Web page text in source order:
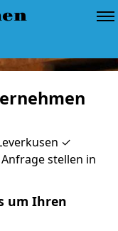
✓
stellen in
um Ihren